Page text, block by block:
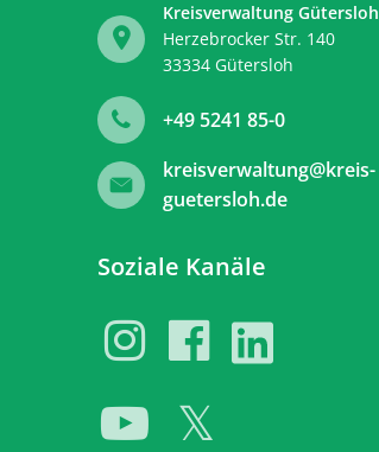
Kreisverwaltung Gütersloh
Herzebrocker Str. 140
33334 Gütersloh
+49 5241 85-0
kreisverwaltung@kreis-
guetersloh.de
Soziale Kanäle